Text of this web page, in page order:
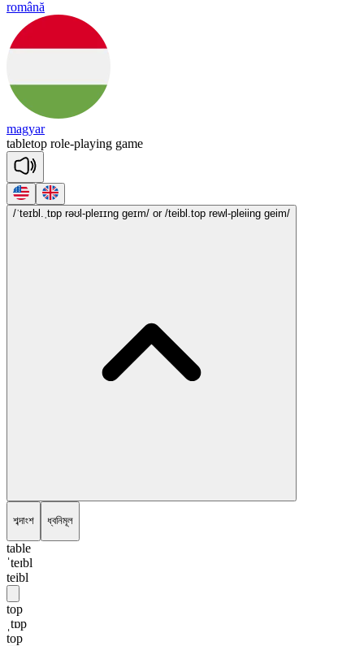
română
magyar
tabletop role-playing game
/ˈteɪbl.ˌtɒp rəʊl-pleɪɪng geɪm/ or /teibl.top rewl-pleiing geim/
শব্দাংশ ধ্বনিমূল
table
ˈteɪbl
teibl
top
ˌtɒp
top